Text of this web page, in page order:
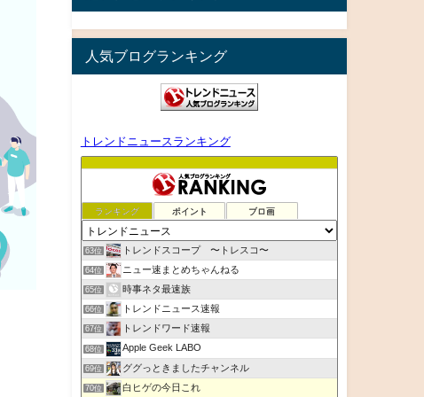
人気ブログランキング
トレンドニュースランキング
ランキング ポイント ブロ画
63位 トレンドスコープ 〜トレスコ〜
64位 ニュー速まとめちゃんねる
65位 時事ネタ最速族
66位 トレンドニュース速報
67位 トレンドワード速報
68位 Apple Geek LABO
69位 ググっときましたチャンネル
70位 白ヒゲの今日これ